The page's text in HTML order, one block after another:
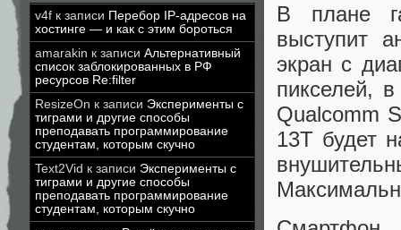
v4f к записи Перебор IP-адресов на
хостинге — и как с этим бороться
amarakin к записи Альтернативный
список заблокированных в РФ
ресурсов Re:filter
ResizeOn к записи Эксперименты с
тиграми и другие способы
преподавать программирование
студентам, которым скучно
Text2Vid к записи Эксперименты с
тиграми и другие способы
преподавать программирование
студентам, которым скучно
В плане
выступит
экран с
пикселей,
Qualcomm
13T будет